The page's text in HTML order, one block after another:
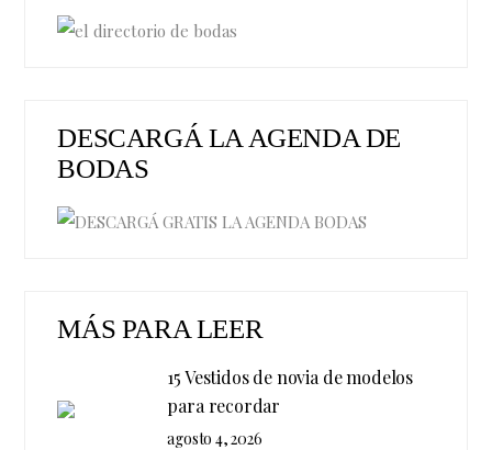
DESCARGÁ LA AGENDA DE
BODAS
MÁS PARA LEER
15 Vestidos de novia de modelos
para recordar
agosto 4, 2026